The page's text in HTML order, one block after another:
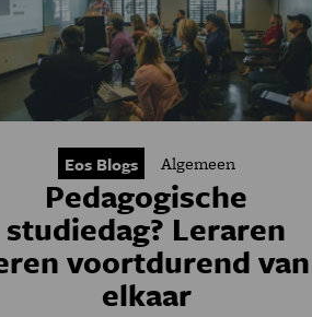
Eos Blogs Algemeen
Pedagogische
studiedag? Leraren
voortdurend van
elkaar